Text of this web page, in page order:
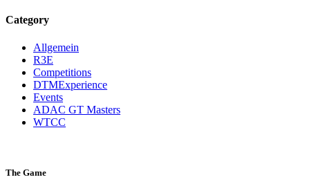
Category
Allgemein
R3E
Competitions
DTMExperience
Events
ADAC GT Masters
WTCC
The Game